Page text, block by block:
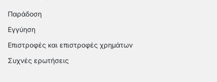
Παράδοση
Εγγύηση
Επιστροφές και επιστροφές χρημάτων
Συχνές ερωτήσεις